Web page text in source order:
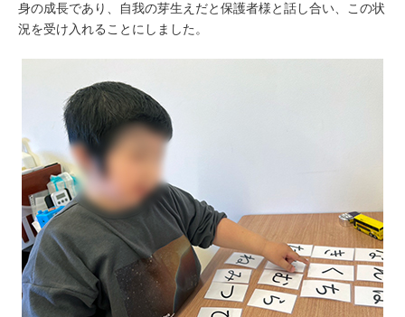
身の成長であり、自我の芽生えだと保護者様と話し合い、この状
況を受け入れることにしました。